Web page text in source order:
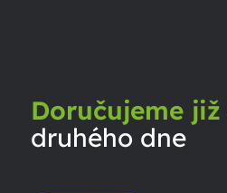
Doručujeme již
druhého dne